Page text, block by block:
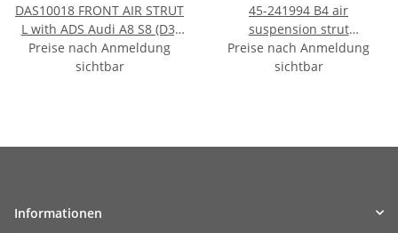
DAS10018 FRONT AIR STRUT
L with ADS Audi A8 S8 (D3)
2002-2010
Preise nach Anmeldung
sichtbar
45-241994 B4 air
suspension strut
Volkswagen
Preise nach Anmeldung
sichtbar
Informationen